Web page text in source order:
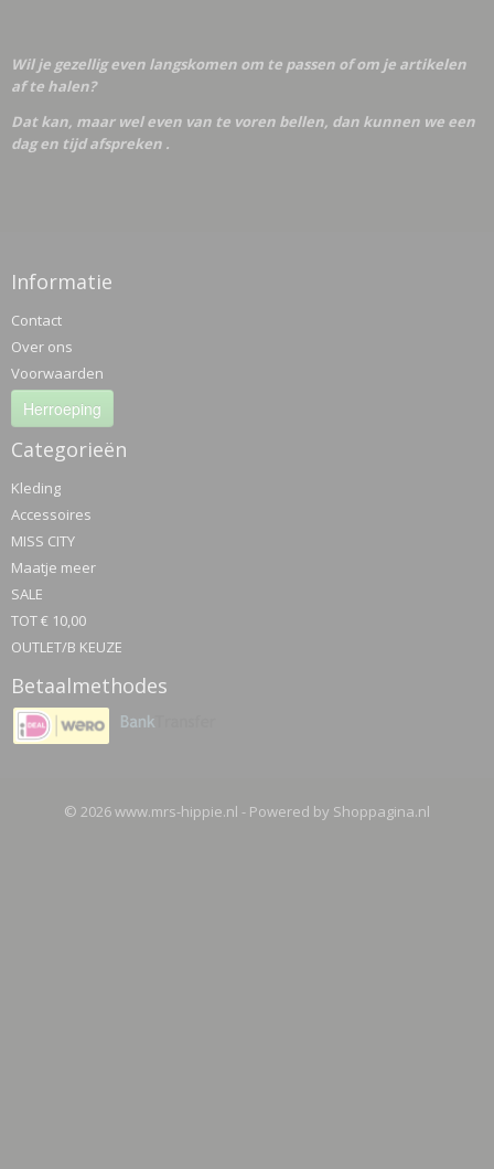
Wil je gezellig even langskomen om te passen of om je artikelen
af te halen?
Dat kan, maar wel even van te voren bellen, dan kunnen we een
dag en tijd afspreken .
Informatie
Contact
Over ons
Voorwaarden
Herroeping
Categorieën
Kleding
Accessoires
MISS CITY
Maatje meer
SALE
TOT € 10,00
OUTLET/B KEUZE
Betaalmethodes
© 2026 www.mrs-hippie.nl - Powered by Shoppagina.nl